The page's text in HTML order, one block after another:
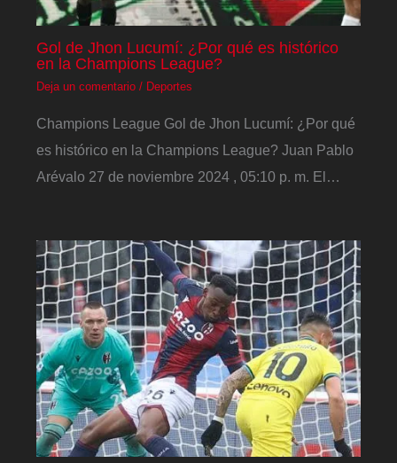
Gol de Jhon Lucumí: ¿Por qué es histórico
en la Champions League?
Deja un comentario / Deportes
Champions League Gol de Jhon Lucumí: ¿Por qué
es histórico en la Champions League? Juan Pablo
Arévalo 27 de noviembre 2024 , 05:10 p. m. El…